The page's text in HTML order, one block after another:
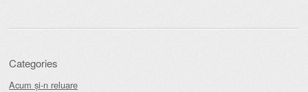
Categories
Acum și-n reluare